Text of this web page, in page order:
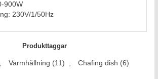
900W
230V/1/50Hz
Produkttaggar
Varmhållning (11) Chafing dish (6)